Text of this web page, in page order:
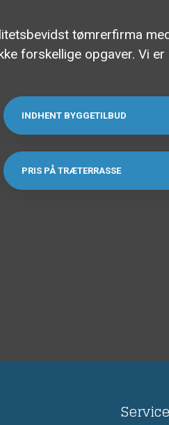
tømrerfirma
forskellige opgaver. Vi
INDHENT BYGGETILBUD​
PRIS PÅ TRÆTERRASSE